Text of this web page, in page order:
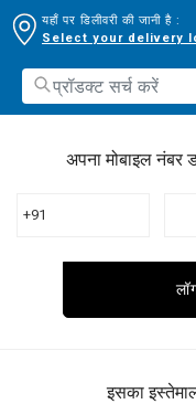
यहाँ पर डिलीवरी की जानी है :
Select your delivery
अपना मोबाइल नंबर
+91
इसका